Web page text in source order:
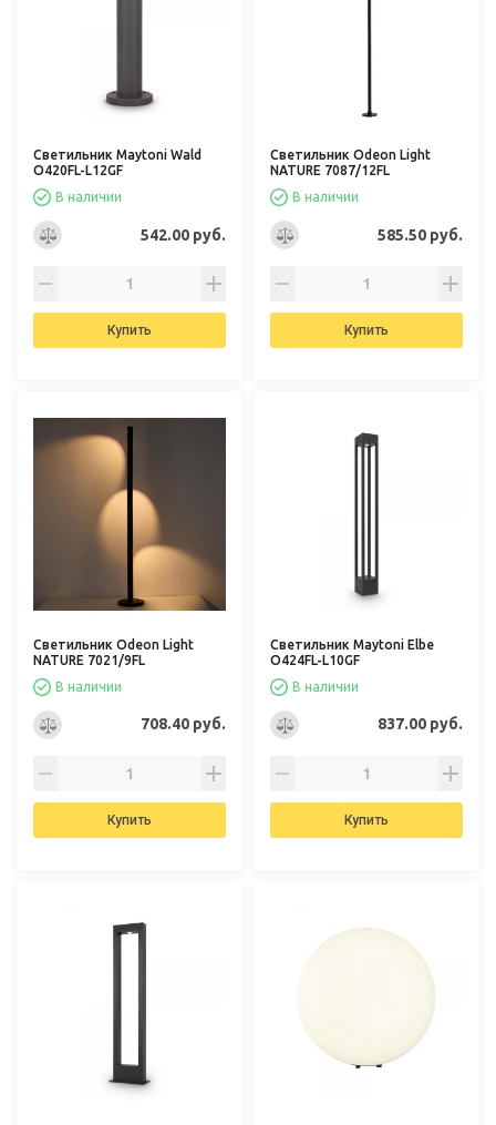
Светильник Maytoni Wald
O420FL-L12GF
В наличии
542.00 руб.
Купить
Светильник Odeon Light
NATURE 7087/12FL
В наличии
585.50 руб.
Купить
Светильник Odeon Light
NATURE 7021/9FL
В наличии
708.40 руб.
Купить
Светильник Maytoni Elbe
O424FL-L10GF
В наличии
837.00 руб.
Купить